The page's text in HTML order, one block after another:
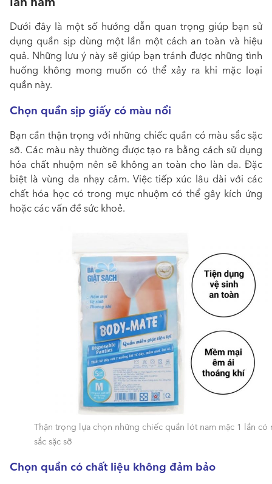
Dưới đây là một số hướng dẫn quan trọng giúp bạn sử
dụng quần sịp dùng một lần một cách an toàn và hiệu
quả. Những lưu ý này sẽ giúp bạn tránh được những tình
huống không mong muốn có thể xảy ra khi mặc loại
quần này.
Chọn quần sịp giấy có màu nổi
Bạn cần thận trọng với những chiếc quần có màu sắc sặc
sỡ. Các màu này thường được tạo ra bằng cách sử dụng
hóa chất nhuộm nên sẽ không an toàn cho làn da. Đặc
biệt là vùng da nhạy cảm. Việc tiếp xúc lâu dài với các
chất hóa học có trong mực nhuộm có thể gây kích ứng
hoặc các vấn đề sức khoẻ.
Thận trọng lựa chọn những chiếc quần lót nam mặc 1 lần có
sắc sặc sỡ
Chọn quần có chất liệu không đảm bảo